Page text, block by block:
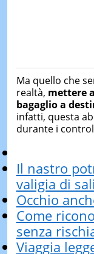
Ma quello che
realtà, metterea
bagaglioa
infatti, questa
durante i
Il nastro
valigia di
Occhio
Come
senza
Viaggia